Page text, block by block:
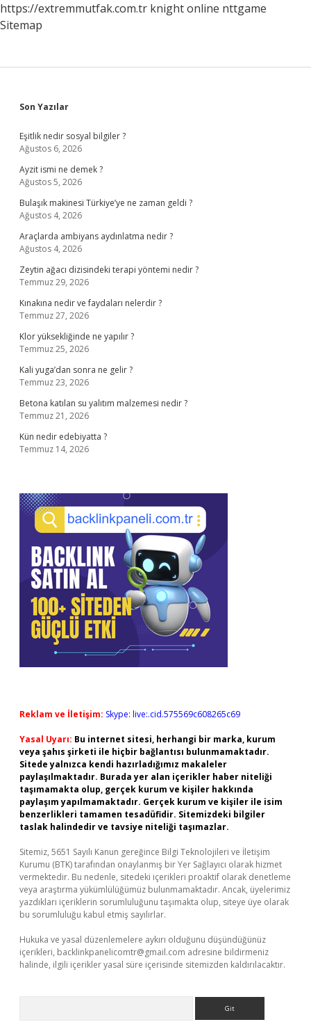
https://extremmutfak.com.tr knight online nttgame
Sitemap
Sidebar
Son Yazılar
Eşitlik nedir sosyal bilgiler ?
Ağustos 6, 2026
Ayzit ismi ne demek ?
Ağustos 5, 2026
Bulaşık makinesi Türkiye’ye ne zaman geldi ?
Ağustos 4, 2026
Araçlarda ambiyans aydınlatma nedir ?
Ağustos 4, 2026
Zeytin ağacı dizisindeki terapi yöntemi nedir ?
Temmuz 29, 2026
Kınakına nedir ve faydaları nelerdir ?
Temmuz 27, 2026
Klor yüksekliğinde ne yapılır ?
Temmuz 25, 2026
Kali yuga’dan sonra ne gelir ?
Temmuz 23, 2026
Betona katılan su yalıtım malzemesi nedir ?
Temmuz 21, 2026
Kün nedir edebiyatta ?
Temmuz 14, 2026
Reklam ve İletişim: Skype: live:.cid.575569c608265c69
Yasal Uyarı: Bu internet sitesi, herhangi bir marka, kurum
veya şahıs şirketi ile hiçbir bağlantısı bulunmamaktadır.
Sitede yalnızca kendi hazırladığımız makaleler
paylaşılmaktadır. Burada yer alan içerikler haber niteliği
taşımamakta olup, gerçek kurum ve kişiler hakkında
paylaşım yapılmamaktadır. Gerçek kurum ve kişiler ile isim
benzerlikleri tamamen tesadüfidir. Sitemizdeki bilgiler
taslak halindedir ve tavsiye niteliği taşımazlar.
Sitemiz, 5651 Sayılı Kanun gereğince Bilgi Teknolojileri ve İletişim
Kurumu (BTK) tarafından onaylanmış bir Yer Sağlayıcı olarak hizmet
vermektedir. Bu nedenle, sitedeki içerikleri proaktif olarak denetleme
veya araştırma yükümlülüğümüz bulunmamaktadır. Ancak, üyelerimiz
yazdıkları içeriklerin sorumluluğunu taşımakta olup, siteye üye olarak
bu sorumluluğu kabul etmiş sayılırlar.
Hukuka ve yasal düzenlemelere aykırı olduğunu düşündüğünüz
içerikleri, backlinkpanelicomtr@gmail.com adresine bildirmeniz
halinde, ilgili içerikler yasal süre içerisinde sitemizden kaldırılacaktır.